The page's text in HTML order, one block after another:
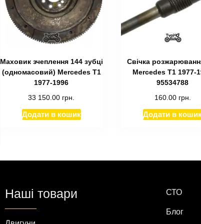
Маховик зчеплення 144 зубці
(одномасовий) Mercedes T1
1977-1996
33 150.00 грн.
Додати в кошик
Cвічка
Mercedes T1 1977-
95534788
160.00 грн.
Додати в
Наші товари СТО
Блог